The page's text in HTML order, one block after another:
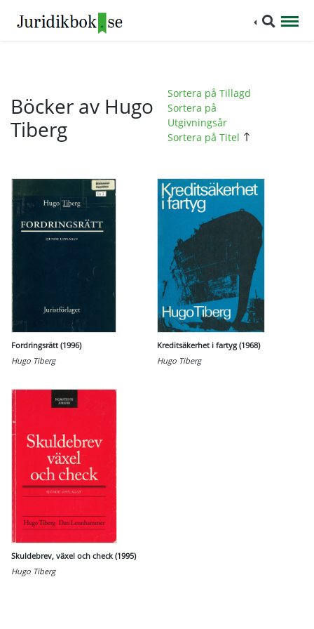
Böcker av Hugo
Tiberg
Sortera på Tillagd
Sortera på
Utgivningsår
Sortera på Titel
Fordringsrätt (1996)
Hugo Tiberg
Kreditsäkerhet i fartyg (1968)
Hugo Tiberg
Skuldebrev, växel och check (1995)
Hugo Tiberg